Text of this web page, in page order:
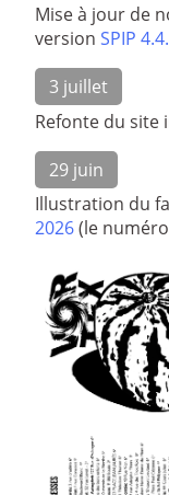
Mise à jour de
version SPIP
3 juillet
Refonte du site
29 juin
Illustration du
2026(le numéro